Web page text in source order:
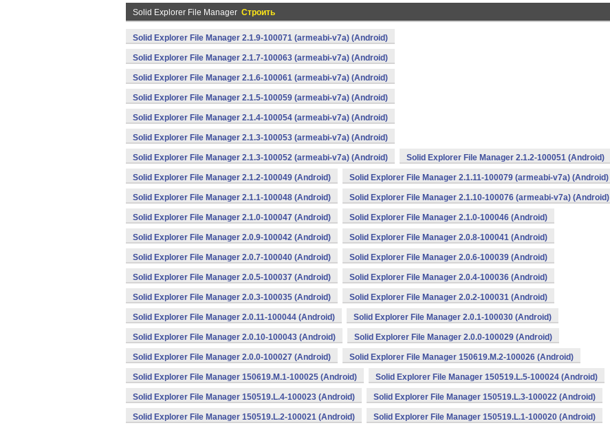
Solid Explorer File Manager Строить
Solid Explorer File Manager 2.1.9-100071 (armeabi-v7a) (Android)
Solid Explorer File Manager 2.1.7-100063 (armeabi-v7a) (Android)
Solid Explorer File Manager 2.1.6-100061 (armeabi-v7a) (Android)
Solid Explorer File Manager 2.1.5-100059 (armeabi-v7a) (Android)
Solid Explorer File Manager 2.1.4-100054 (armeabi-v7a) (Android)
Solid Explorer File Manager 2.1.3-100053 (armeabi-v7a) (Android)
Solid Explorer File Manager 2.1.3-100052 (armeabi-v7a) (Android) Solid Explorer File Manager 2.1.2-100051 (Android)
Solid Explorer File Manager 2.1.2-100049 (Android) Solid Explorer File Manager 2.1.11-100079 (armeabi-v7a) (Android)
Solid Explorer File Manager 2.1.1-100048 (Android) Solid Explorer File Manager 2.1.10-100076 (armeabi-v7a) (Android)
Solid Explorer File Manager 2.1.0-100047 (Android) Solid Explorer File Manager 2.1.0-100046 (Android)
Solid Explorer File Manager 2.0.9-100042 (Android) Solid Explorer File Manager 2.0.8-100041 (Android)
Solid Explorer File Manager 2.0.7-100040 (Android) Solid Explorer File Manager 2.0.6-100039 (Android)
Solid Explorer File Manager 2.0.5-100037 (Android) Solid Explorer File Manager 2.0.4-100036 (Android)
Solid Explorer File Manager 2.0.3-100035 (Android) Solid Explorer File Manager 2.0.2-100031 (Android)
Solid Explorer File Manager 2.0.11-100044 (Android) Solid Explorer File Manager 2.0.1-100030 (Android)
Solid Explorer File Manager 2.0.10-100043 (Android) Solid Explorer File Manager 2.0.0-100029 (Android)
Solid Explorer File Manager 2.0.0-100027 (Android) Solid Explorer File Manager 150619.M.2-100026 (Android)
Solid Explorer File Manager 150619.M.1-100025 (Android) Solid Explorer File Manager 150519.L.5-100024 (Android)
Solid Explorer File Manager 150519.L.4-100023 (Android) Solid Explorer File Manager 150519.L.3-100022 (Android)
Solid Explorer File Manager 150519.L.2-100021 (Android) Solid Explorer File Manager 150519.L.1-100020 (Android)